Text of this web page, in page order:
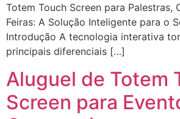
Totem Touch Screen para Palestras,
Feiras: A Solução Inteligente para o
Introdução A tecnologia interativa
principais diferenciais […]
Aluguel de Totem
Screen para